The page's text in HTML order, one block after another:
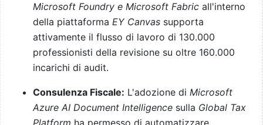
Microsoft Foundry e Microsoft Fabric all'interno
della piattaforma EY Canvas supporta
attivamente il flusso di lavoro di 130.000
professionisti della revisione su oltre 160.000
incarichi di audit.
Consulenza Fiscale: L'adozione di Microsoft
Azure AI Document Intelligence sulla Global Tax